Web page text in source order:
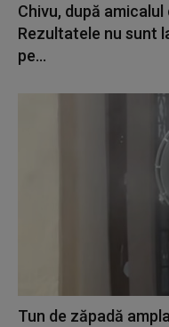
Chivu, după
Rezultatele nu sunt
pe...
Tun de zăpadă